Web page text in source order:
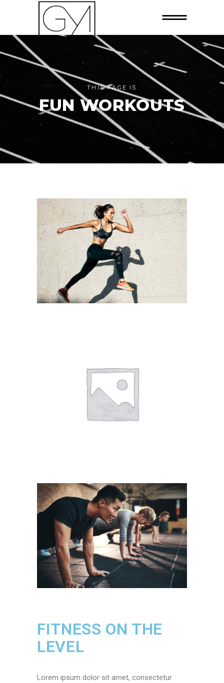
THIS PAGE IS
FUN WORKOUTS
FITNESS ON THE
LEVEL
Lorem ipsum dolor sit amet, consectetur